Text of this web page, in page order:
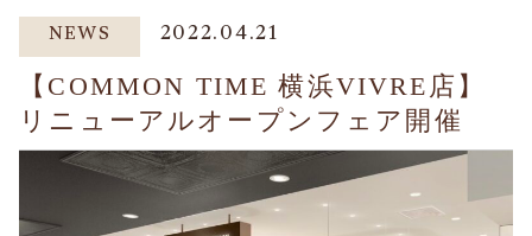
Anniversary
News Shop List FAQ
Sustainability Voice Contact
NEWS 2022.04.21
【COMMON TIME 横浜VIVRE店】
リニューアルオープンフェア開催